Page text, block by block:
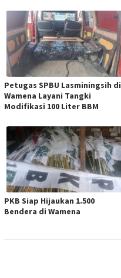
Petugas SPBU Lasminingsih di
Wamena Layani Tangki
Modifikasi 100 Liter BBM
PKB Siap Hijaukan 1.500
Bendera di Wamena